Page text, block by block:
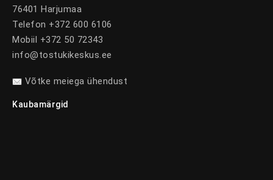
76401 Harjumaa
Telefon +372 600 6106
Mobiil +372 50 72343
info@tostukikeskus.ee
Võtke meiega ühendust
Kaubamärgid